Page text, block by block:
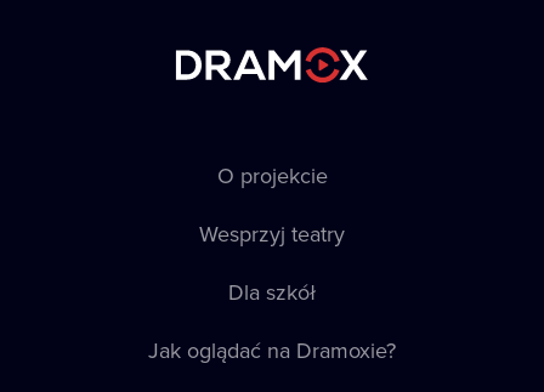
O projekcie
Wesprzyj teatry
Dla szkół
Jak oglądać na Dramoxie?